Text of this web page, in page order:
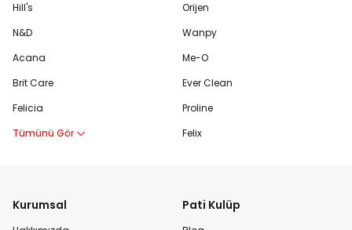
Hill's
N&D
Acana
Brit Care
Felicia
Tümünü Gör
Orijen
Wanpy
Me-O
Ever Clean
Proline
Felix
Kurumsal Pati Kulüp